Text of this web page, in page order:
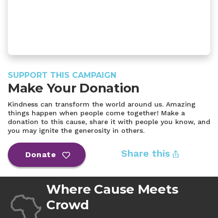
SUPPORT THIS CAMPAIGN
Make Your Donation
Kindness can transform the world around us. Amazing
things happen when people come together! Make a
donation to this cause, share it with people you know, and
you may ignite the generosity in others.
Donate Share this
Where Cause Meets
Crowd